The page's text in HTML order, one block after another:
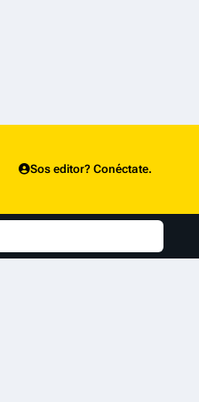
Sos editor? Conéctate.